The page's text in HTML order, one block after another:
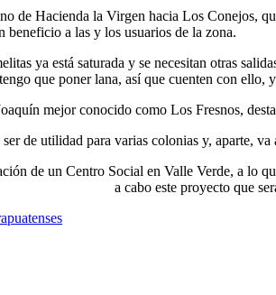
de Hacienda la Virgen hacia Los Conejos,
a las y los usuarios de la zona.
ya está saturada y se necesitan otras
que poner lana, así que cuenten con
mejor conocido como Los Fresnos,
de utilidad para varias colonias y, aparte,
de un Centro Social en Valle Verde, a lo
a cabo este proyecto que